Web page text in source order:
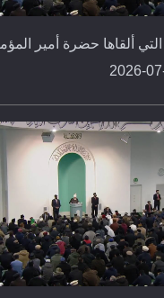
ألقاها حضرة أمير